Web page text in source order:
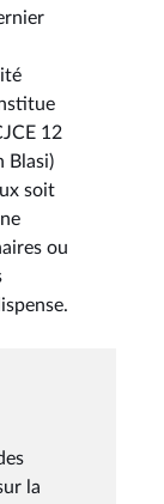
12
Blasi)
soit
ou
la